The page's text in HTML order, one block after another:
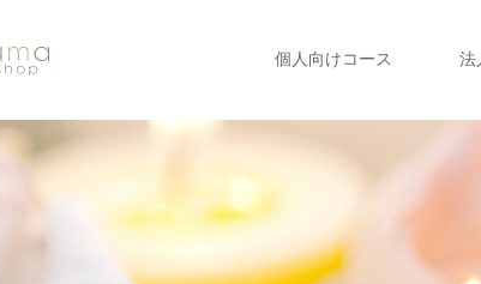
個人向けコース 法